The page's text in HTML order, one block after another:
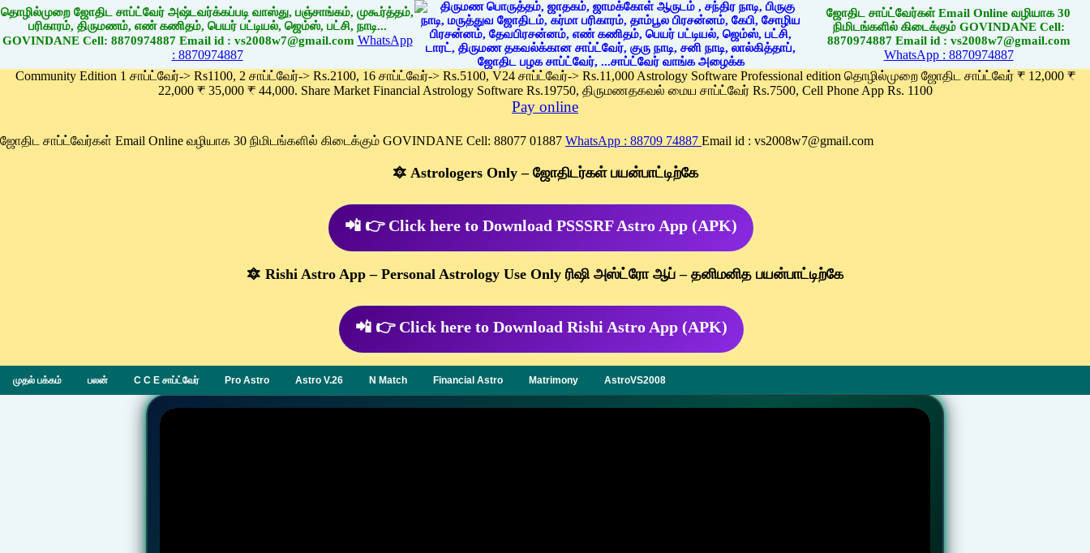
தொழில்முறை ஜோதிட சாப்ட்வேர் அஷ்டவர்க்கப்படி வாஸ்து, பஞ்சாங்கம், முகூர்த்தம்,
பரிகாரம், திருமணம், எண் கணிதம், பெயர் பட்டியல், ஜெம்ஸ், பட்சி, நாடி...
GOVINDANE Cell: 8870974887 Email id : vs2008w7@gmail.com WhatsApp
: 8870974887
ஜோதிட சாப்ட்வேர்கள் Email Online வழியாக 30
நிமிடங்களில் கிடைக்கும் GOVINDANE Cell:
8870974887 Email id : vs2008w7@gmail.com
WhatsApp : 8870974887
Community Edition 1 சாப்ட்வேர்-> Rs1100, 2 சாப்ட்வேர்-> Rs.2100, 16 சாப்ட்வேர்-> Rs.5100, V24 சாப்ட்வேர்-> Rs.11,000 Astrology Software Professional edition தொழில்முறை ஜோதிட சாப்ட்வேர் ₹ 12,000 ₹
22,000 ₹ 35,000 ₹ 44,000. Share Market Financial Astrology Software Rs.19750, திருமணதகவல் மைய சாப்ட்வேர் Rs.7500, Cell Phone App Rs. 1100
Pay online
ஜோதிட சாப்ட்வேர்கள் Email Online வழியாக 30 நிமிடங்களில் கிடைக்கும் GOVINDANE Cell: 88077 01887 WhatsApp : 88709 74887 Email id : vs2008w7@gmail.com
🔯 Astrologers Only – ஜோதிடர்கள் பயன்பாட்டிற்கே
📲 👉 Click here to Download PSSSRF Astro App (APK)
🔯 Rishi Astro App – Personal Astrology Use Only ரிஷி அஸ்ட்ரோ ஆப் – தனிமனித பயன்பாட்டிற்கே
📲 👉 Click here to Download Rishi Astro App (APK)
முதல் பக்கம் பலன் C C E சாப்ட்வேர் Pro Astro Astro V.26 N Match Financial Astro Matrimony AstroVS2008